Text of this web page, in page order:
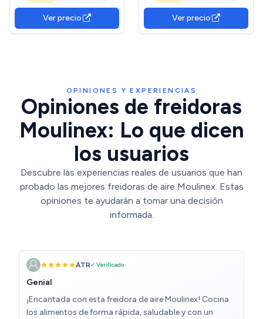
70% Ahorro Energético,
Parrilla antiadherente,
Divisor Flexcook, Hasta
Ver precio
cocina rápida, 10 funciones,
tecnología extra crisp,
color negro, EZ5068
Ver precio
OPINIONES Y EXPERIENCIAS
Opiniones de freidoras
Moulinex: Lo que dicen
los usuarios
Descubre las experiencias reales de usuarios que han
probado las mejores freidoras de aire Moulinex. Estas
opiniones te ayudarán a tomar una decisión
informada.
ÁTR✓ Verificado
Genial
¡Encantada con esta freidora de aire Moulinex! Cocina
los alimentos de forma rápida, saludable y con un